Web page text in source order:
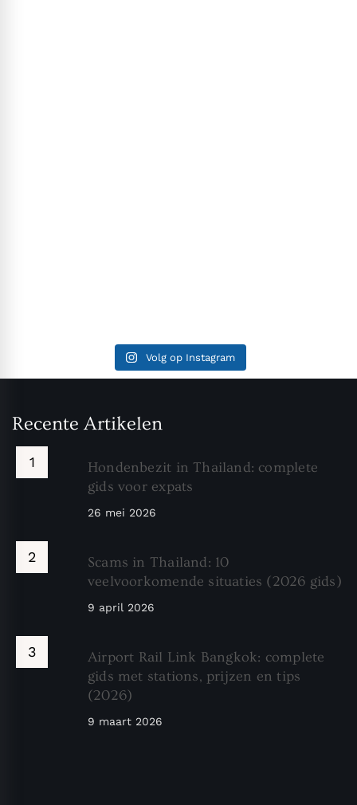
Volg op Instagram
Recente Artikelen
Hondenbezit in Thailand: complete
gids voor expats
26 mei 2026
Scams in Thailand: 10
veelvoorkomende situaties (2026 gids)
9 april 2026
Airport Rail Link Bangkok: complete
gids met stations, prijzen en tips
(2026)
9 maart 2026